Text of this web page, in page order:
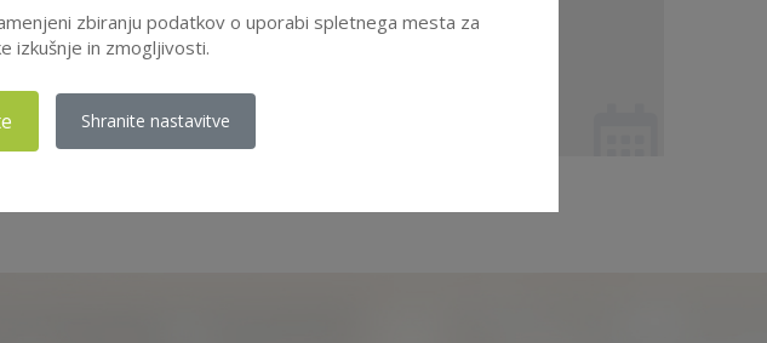
20. 08. 2020 - ZNS
zbiranju podatkov o uporabi spletnega mesta za
izkušnje in zmogljivosti.
Shranite nastavitve